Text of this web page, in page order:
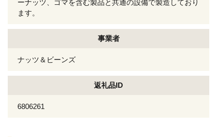
ーナッツ、ゴマを含む製品と共通の設備で製造しており
ます。
事業者
ナッツ＆ビーンズ
返礼品ID
6806261